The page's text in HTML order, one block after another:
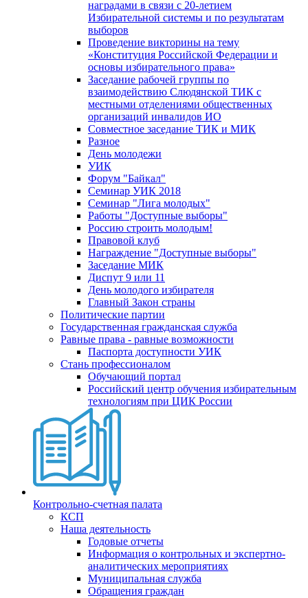
наградами в связи с 20-летием
Избирательной системы и по результатам
выборов
Проведение викторины на тему
«Конституция Российской Федерации и
основы избирательного права»
Заседание рабочей группы по
взаимодействию Слюдянской ТИК с
местными отделениями общественных
организаций инвалидов ИО
Совместное заседание ТИК и МИК
Разное
День молодежи
УИК
Форум "Байкал"
Семинар УИК 2018
Семинар "Лига молодых"
Работы "Доступные выборы"
Россию строить молодым!
Правовой клуб
Награждение "Доступные выборы"
Заседание МИК
Диспут 9 или 11
День молодого избирателя
Главный Закон страны
Политические партии
Государственная гражданская служба
Равные права - равные возможности
Паспорта доступности УИК
Стань профессионалом
Обучающий портал
Российский центр обучения избирательным
технологиям при ЦИК России
Контрольно-счетная палата
КСП
Наша деятельность
Годовые отчеты
Информация о контрольных и экспертно-
аналитических мероприятиях
Муниципальная служба
Обращения граждан